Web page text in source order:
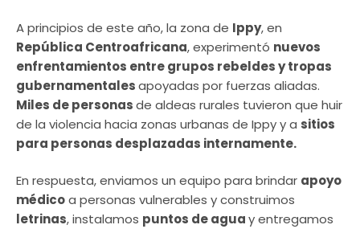
A principios de este año, la zona de Ippy, en
República Centroafricana, experimentó nuevos
enfrentamientos entre grupos rebeldes y tropas
gubernamentalesapoyadas por fuerzas aliadas.
Miles de personasde aldeas rurales tuvieron que huir
de la violencia hacia zonas urbanas de Ippy y a sitios
para personas desplazadas internamente.
En respuesta, enviamos un equipo para brindar apoyo
médicoa personas vulnerables y construimos
letrinas, instalamos puntos de aguay entregamos